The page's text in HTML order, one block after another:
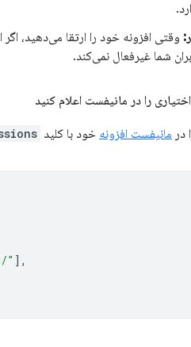
وقتی افزونه خود را ارتقا می‌دهید،
شما غیرفعال نمی‌کند.
در مانیفست افزونه خود با کلید
" ],